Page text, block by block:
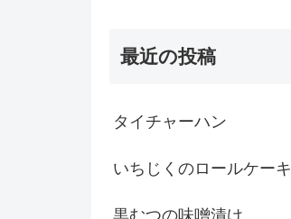
最近の投稿
タイチャーハン
いちじくのロールケーキ
黒むつの味噌漬け